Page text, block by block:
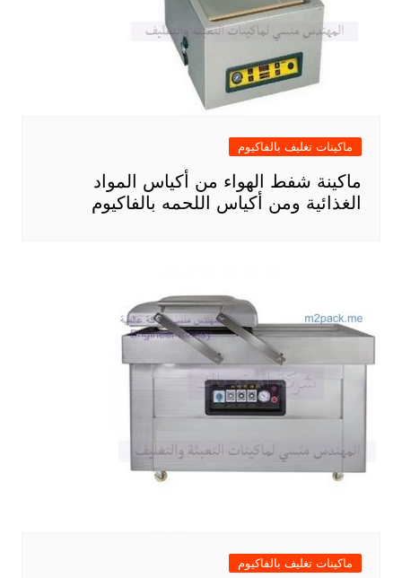
ماكينات تغليف بالفاكيوم
ماكينة شفط الهواء من أكياس المواد
الغذائية ومن أكياس اللحمه بالفاكيوم
ماكينات تغليف بالفاكيوم